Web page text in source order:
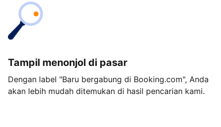
Tampil menonjol di pasar
Dengan label "Baru bergabung di Booking.com", Anda
akan lebih mudah ditemukan di hasil pencarian kami.